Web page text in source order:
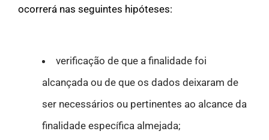
ocorrerá nas seguintes hipóteses:
verificação de que a finalidade foi
alcançada ou de que os dados deixaram de
ser necessários ou pertinentes ao alcance da
finalidade específica almejada;